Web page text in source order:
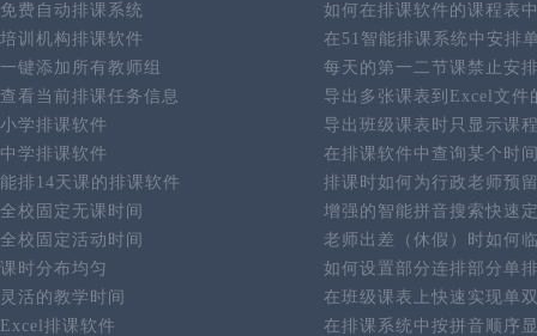
免费自动排课系统
如何在排课软件的课程表
培训机构排课软件
在51智能排课系统中安排
一键添加所有教师组
每天的第一二节课禁止安
查看当前排课任务信息
导出多张课表到Excel文件
小学排课软件
导出班级课表时只显示课
中学排课软件
在排课软件中查询某个时
能排14天课的排课软件
排课时如何为行政老师预
全校固定无课时间
增强的智能拼音搜索快速
全校固定活动时间
老师出差（休假）时如何
课时分布均匀
如何设置部分连排部分单
灵活的教学时间
在班级课表上快速实现单
Excel排课软件
在排课系统中按拼音顺序